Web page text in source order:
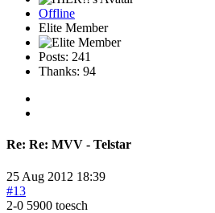
Offline
Elite Member
Posts: 241
Thanks: 94
Re: Re: MVV - Telstar
25 Aug 2012 18:39
#13
2-0 5900 toesch